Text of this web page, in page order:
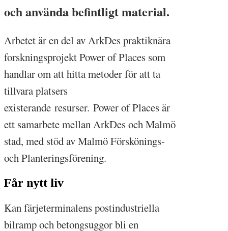
och använda befintligt material.
Arbetet är en del av ArkDes praktiknära
forskningsprojekt Power of Places som
handlar om att hitta metoder för att ta
tillvara platsers
existerande resurser. Power of Places är
ett samarbete mellan ArkDes och Malmö
stad, med stöd av Malmö Förskönings-
och Planteringsförening.
Får nytt liv
Kan färjeterminalens postindustriella
bilramp och betongsuggor bli en